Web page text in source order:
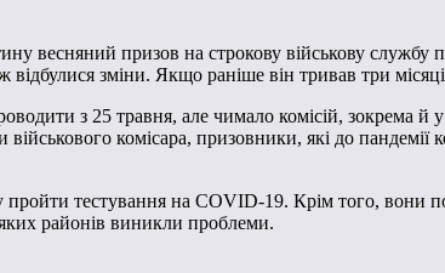
весняний призов на строкову військову
зміни. Якщо раніше він тривав три
з 25 травня, але чимало комісій, зокрема й
комісара, призовники, які до
тестування на COVID-19. Крім того, вони
районів виникли проблеми.